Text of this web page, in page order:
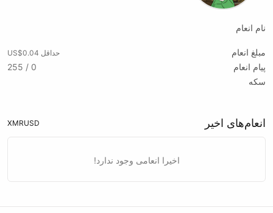
نام انعام
مبلغ انعام حداقل US$0.04
پیام انعام
0 / 255
سکه
انعام‌های اخیر USD
XMR
اخیرا انعامی وجود ندارد!